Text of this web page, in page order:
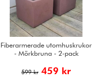
Fiberarmerade utomhuskrukor
- Mörkbruna - 2-pack
599 kr 459 kr